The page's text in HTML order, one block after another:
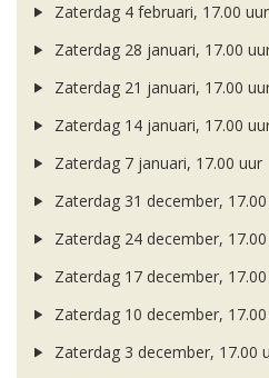
Zaterdag 4 februari, 17.00 uur
Zaterdag 28 januari, 17.00
Zaterdag 21 januari, 17.00
Zaterdag 14 januari, 17.00
Zaterdag 7 januari, 17.00 uur
Zaterdag 31 december,
Zaterdag 24 december,
Zaterdag 17 december,
Zaterdag 10 december,
Zaterdag 3 december, 17.00